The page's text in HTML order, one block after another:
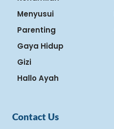
Menyusui
Parenting
Gaya Hidup
Gizi
Hallo Ayah
Contact Us